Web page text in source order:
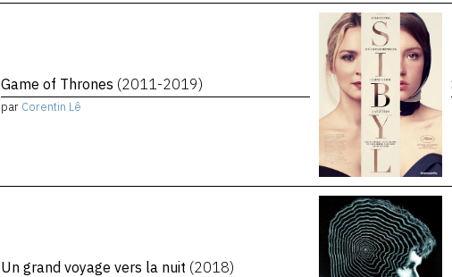
Game of Thrones (2011-2019)
par Corentin Lê
Un grand voyage vers la nuit (2018)